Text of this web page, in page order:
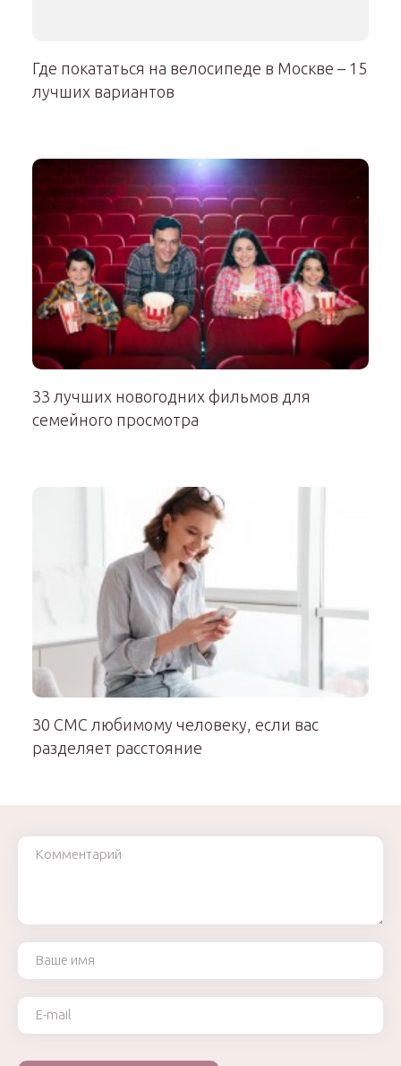
Где покататься на велосипеде в Москве – 15
лучших вариантов
33 лучших новогодних фильмов для
семейного просмотра
30 СМС любимому человеку, если вас
разделяет расстояние
Комментарий
Ваше имя
Ваш e-mail